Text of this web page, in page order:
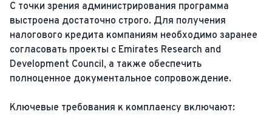
С точки зрения администрирования программа
выстроена достаточно строго. Для получения
налогового кредита компаниям необходимо заранее
согласовать проекты с Emirates Research and
Development Council, а также обеспечить
полноценное документальное сопровождение.
Ключевые требования к комплаенсу включают: